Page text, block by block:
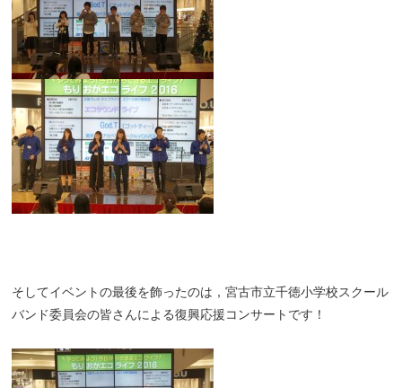
そしてイベントの最後を飾ったのは，宮古市立千徳小学校スクール
バンド委員会の皆さんによる復興応援コンサートです！